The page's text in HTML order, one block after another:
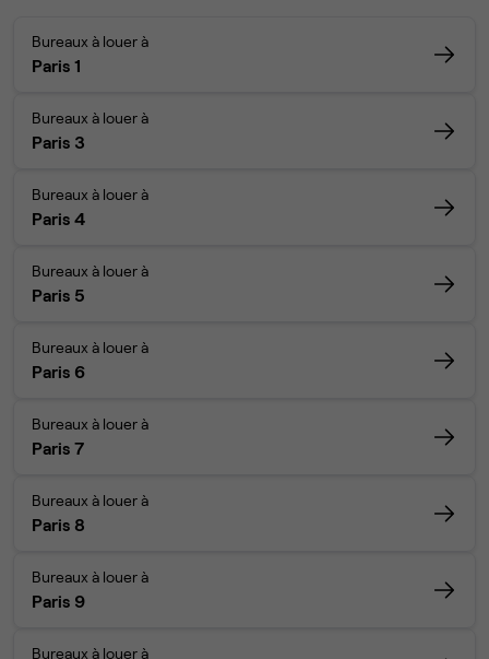
Bureaux à louer à
Paris 1
Bureaux à louer à
Paris 3
Bureaux à louer à
Paris 4
Bureaux à louer à
Paris 5
Bureaux à louer à
Paris 6
Bureaux à louer à
Paris 7
Bureaux à louer à
Paris 8
Bureaux à louer à
Paris 9
Bureaux à louer à